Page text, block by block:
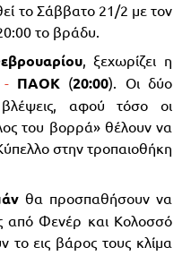
το Σάββατο 21/2 με τον
το βράδυ.
, ξεχωρίζει η
- ΠΑΟΚ (20:00). Οι δύο
βλέψεις, αφού τόσο οι
του βορρά» θέλουν να
στην τροπαιοθήκη
θα προσπαθήσουν να
από Φενέρ και Κολοσσό
το εις βάρος τους κλίμα